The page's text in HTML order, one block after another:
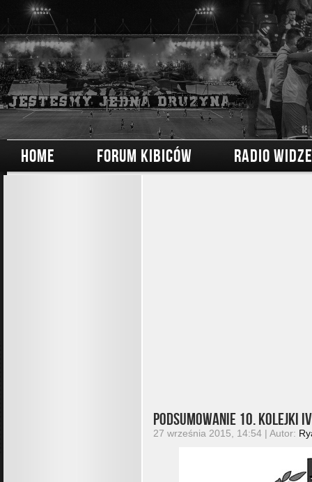
HOME FORUM KIBICÓW RADIO
Podsumowanie 10. kolejki
27 września 2015, 14:54 | Autor: